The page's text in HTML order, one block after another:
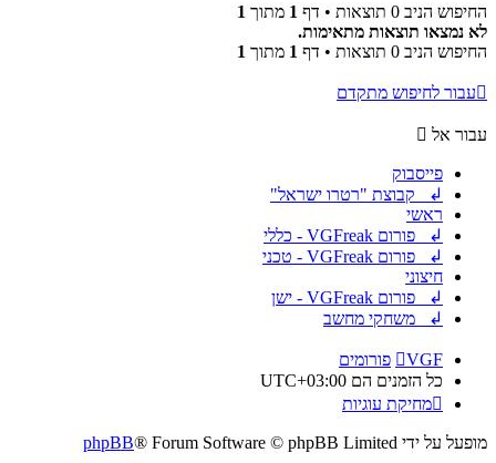
החיפוש הניב 0 תוצאות • דף 1 מתוך 1
לא נמצאו תוצאות מתאימות.
החיפוש הניב 0 תוצאות • דף
1 מתוך 1
עבור לחיפוש מתקדם
עבור אל
פייסבוק
↲ קבוצת "רטרו ישראל"
ראשי
↲ פורום VGFreak - כללי
↲ פורום VGFreak - טכני
חיצוני
↲ פורום VGFreak - ישן
↲ משחקי מחשב
VGF
פורומים
כל הזמנים הם UTC+03:00
מחיקת עוגיות
מופעל על ידי phpBB® Forum Software © phpBB Limited